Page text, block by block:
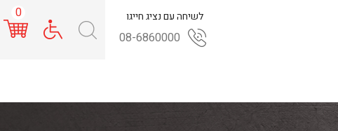
0 לשיחה עם נציג חייגו
08-6860000